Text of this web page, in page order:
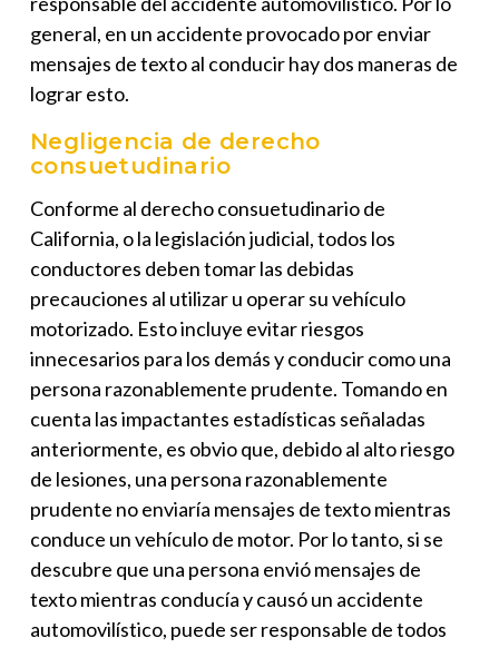
general, en un accidente provocado por enviar
mensajes de texto al conducir hay dos maneras de
lograr esto.
Negligencia de derecho
consuetudinario
Conforme al derecho consuetudinario de
California, o la legislación judicial, todos los
conductores deben tomar las debidas
precauciones al utilizar u operar su vehículo
motorizado. Esto incluye evitar riesgos
innecesarios para los demás y conducir como una
persona razonablemente prudente. Tomando en
cuenta las impactantes estadísticas señaladas
anteriormente, es obvio que, debido al alto riesgo
de lesiones, una persona razonablemente
prudente no enviaría mensajes de texto mientras
conduce un vehículo de motor. Por lo tanto, si se
descubre que una persona envió mensajes de
texto mientras conducía y causó un accidente
automovilístico, puede ser responsable de todos